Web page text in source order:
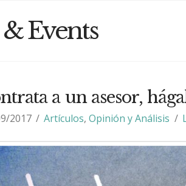
Events
a un asesor,
2017 Artículos,Opinión y Análisis